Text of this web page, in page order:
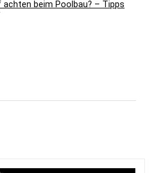
achten beim Poolbau? – Tipps